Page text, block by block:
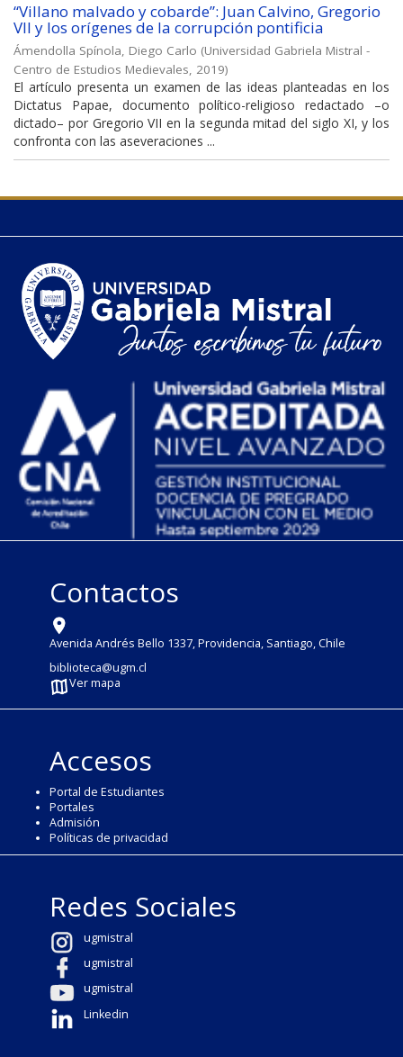
“Villano malvado y cobarde”: Juan Calvino, Gregorio
VII y los orígenes de la corrupción pontificia
Ámendolla Spínola, Diego Carlo (Universidad Gabriela Mistral -
Centro de Estudios Medievales, 2019)
El artículo presenta un examen de las ideas planteadas en los
Dictatus Papae, documento político-religioso redactado –o
dictado– por Gregorio VII en la segunda mitad del siglo XI, y los
confronta con las aseveraciones ...
Contactos
Avenida Andrés Bello 1337, Providencia, Santiago, Chile
biblioteca@ugm.cl
Ver mapa
Accesos
Portal de Estudiantes
Portales
Admisión
Políticas de privacidad
Redes Sociales
ugmistral
ugmistral
ugmistral
Linkedin